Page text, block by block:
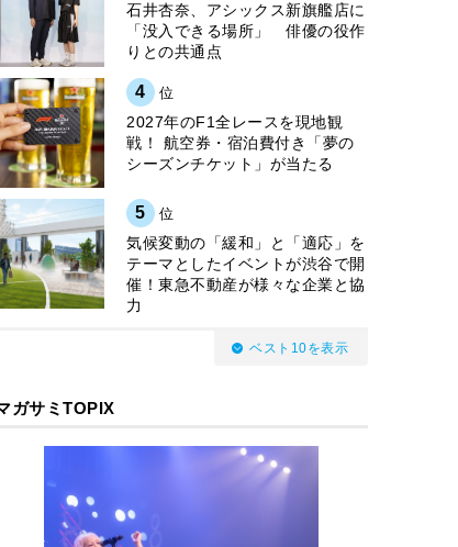
石井杏奈、アシックス新旗艦店に
「没入できる場所」 俳優の役作
りとの共通点
4 位
2027年のF1全レースを現地観
戦！ 航空券・宿泊費付き「夢の
シーズンチケット」が当たる
5 位
気候変動の「緩和」と「適応」を
テーマとしたイベントが渋谷で開
催！東急不動産が様々な企業と協
力
ベスト10を表示
ガサミTOPIX